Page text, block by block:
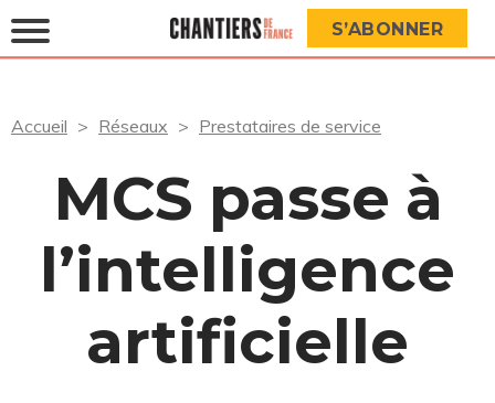
S’ABONNER
Accueil Réseaux Prestataires de service
MCS passe à
l’intelligence
artificielle